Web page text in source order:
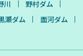
川
野村ダム
瀬ダム
面河ダム